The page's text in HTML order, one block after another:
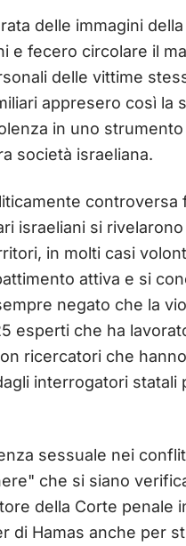
delle immagini
e fecero circolare il
delle vittime
appresero così la
in uno
società israeliana.
controversa
israeliani si
in molti casi
attiva e si
negato che la
esperti che ha
ricercatori che
interrogatori statali
sessuale nei
che si siano
della Corte penale
di Hamas anche per